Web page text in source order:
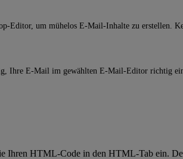
Editor, um mühelos E-Mail-Inhalte zu erstellen.
Ihre E-Mail im gewählten E-Mail-Editor richtig
Ihren HTML-Code in den HTML-Tab ein.